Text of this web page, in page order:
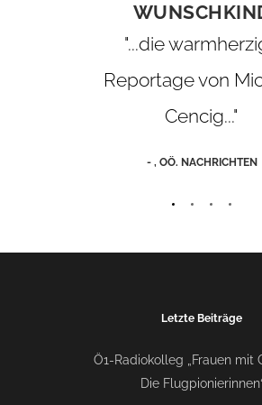
"...die
Reportage von
Cencig..."
- , OÖ. NACHRICHTEN
Letzte Beiträge
Ö1-Radiokolleg „Frauen mit
Die